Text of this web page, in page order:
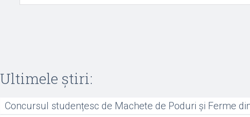
Ultimele știri:
Concursul studențesc de Machete de Poduri și Ferme